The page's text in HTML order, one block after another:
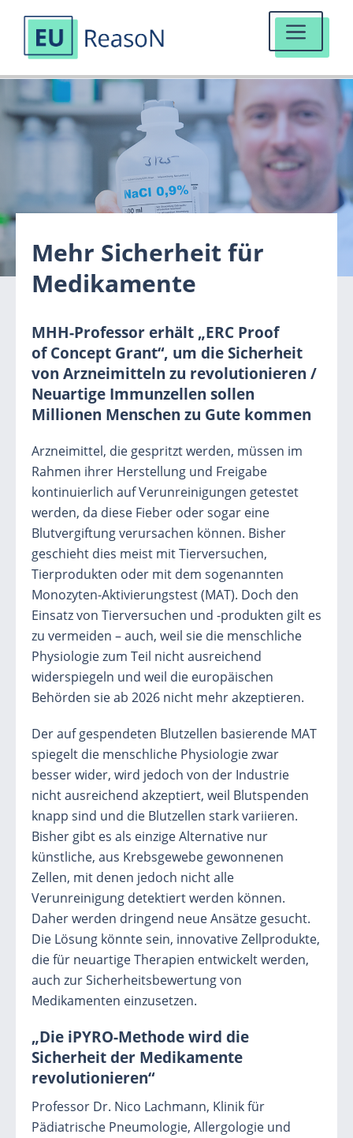
Inhalt
springen
Mehr Sicherheit für
Medikamente
MHH-Professor erhält „ERC Proof
of Concept Grant“, um die Sicherheit
von Arzneimitteln zu revolutionieren /
Neuartige Immunzellen sollen
Millionen Menschen zu Gute kommen
Arzneimittel, die gespritzt werden, müssen im
Rahmen ihrer Herstellung und Freigabe
kontinuierlich auf Verunreinigungen getestet
werden, da diese Fieber oder sogar eine
Blutvergiftung verursachen können. Bisher
geschieht dies meist mit Tierversuchen,
Tierprodukten oder mit dem sogenannten
Monozyten-Aktivierungstest (MAT). Doch den
Einsatz von Tierversuchen und -produkten gilt es
zu vermeiden – auch, weil sie die menschliche
Physiologie zum Teil nicht ausreichend
widerspiegeln und weil die europäischen
Behörden sie ab 2026 nicht mehr akzeptieren.
Der auf gespendeten Blutzellen basierende MAT
spiegelt die menschliche Physiologie zwar
besser wider, wird jedoch von der Industrie
nicht ausreichend akzeptiert, weil Blutspenden
knapp sind und die Blutzellen stark variieren.
Bisher gibt es als einzige Alternative nur
künstliche, aus Krebsgewebe gewonnenen
Zellen, mit denen jedoch nicht alle
Verunreinigung detektiert werden können.
Daher werden dringend neue Ansätze gesucht.
Die Lösung könnte sein, innovative Zellprodukte,
die für neuartige Therapien entwickelt werden,
auch zur Sicherheitsbewertung von
Medikamenten einzusetzen.
„Die iPYRO-Methode wird die
Sicherheit der Medikamente
revolutionieren“
Professor Dr. Nico Lachmann, Klinik für
Pädiatrische Pneumologie, Allergologie und